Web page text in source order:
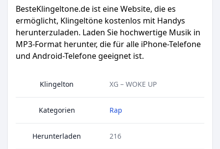
BesteKlingeltone.de ist eine Website, die es
ermöglicht, Klingeltöne kostenlos mit Handys
herunterzuladen. Laden Sie hochwertige Musik in
MP3-Format herunter, die für alle iPhone-Telefone
und Android-Telefone geeignet ist.
Klingelton XG – WOKE UP
Kategorien Rap
Herunterladen 216